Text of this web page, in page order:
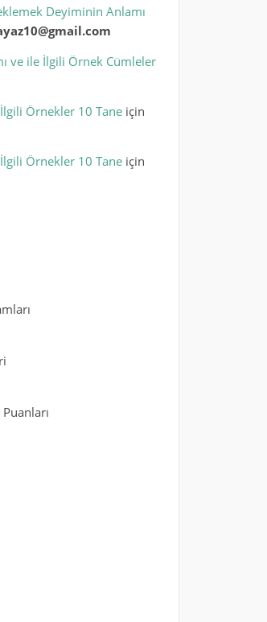
Deyiminin Anlamı
ve ile İlgili Örnek Cümleler
Örnekler 10 Taneiçin
Örnekler 10 Taneiçin